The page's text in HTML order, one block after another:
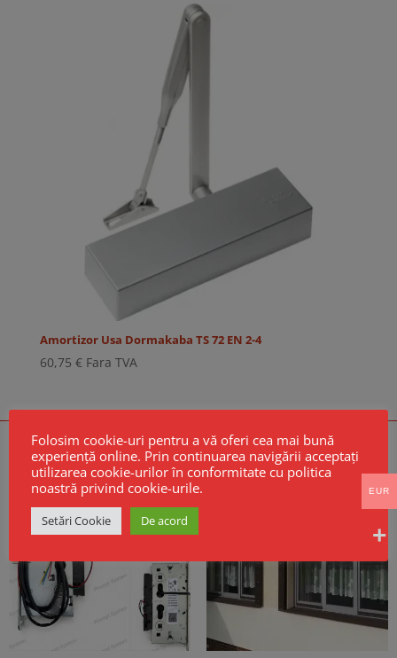
Amortizor Usa Dormakaba TS 72 EN 2-4
60,75 € Fara TVA
Produse Noi
Folosim cookie-uri pentru a vă oferi cea mai bună
experiență online. Prin continuarea navigării acceptați
utilizarea cookie-urilor în conformitate cu politica
noastră privind cookie-urile.
Setări Cookie De acord
EUR